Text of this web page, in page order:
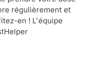
régulièrement et
en ! L'équipe